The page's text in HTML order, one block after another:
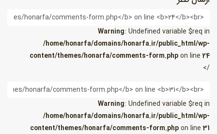
Warning: Undefined variable $req in
/home/honarfa/domains/honarfa.ir/public_html/wp-
content/themes/honarfa/comments-form.phpon line24
/>
ایمیل
Warning: Undefined variable $req in
/home/honarfa/domains/honarfa.ir/public_html/wp-
content/themes/honarfa/comments-form.phpon line31